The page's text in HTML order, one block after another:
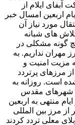
ایلام از
تا قبل از ایام اربعین امسال خبر
کیلومتر خط انتقال مورد نیاز آن
های شبانه
گونه مشکلی در
مهران نداریم. به
مزیت امنیت و
مرزهای پرتردد
است. روزانه به
به شهرهای مقدس
منتهی به اربعین
میلیون و 500 هزار زائر از مرز بین المللی
معلی تردد کردند